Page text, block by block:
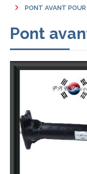
PONT AVANT POUR
Pont